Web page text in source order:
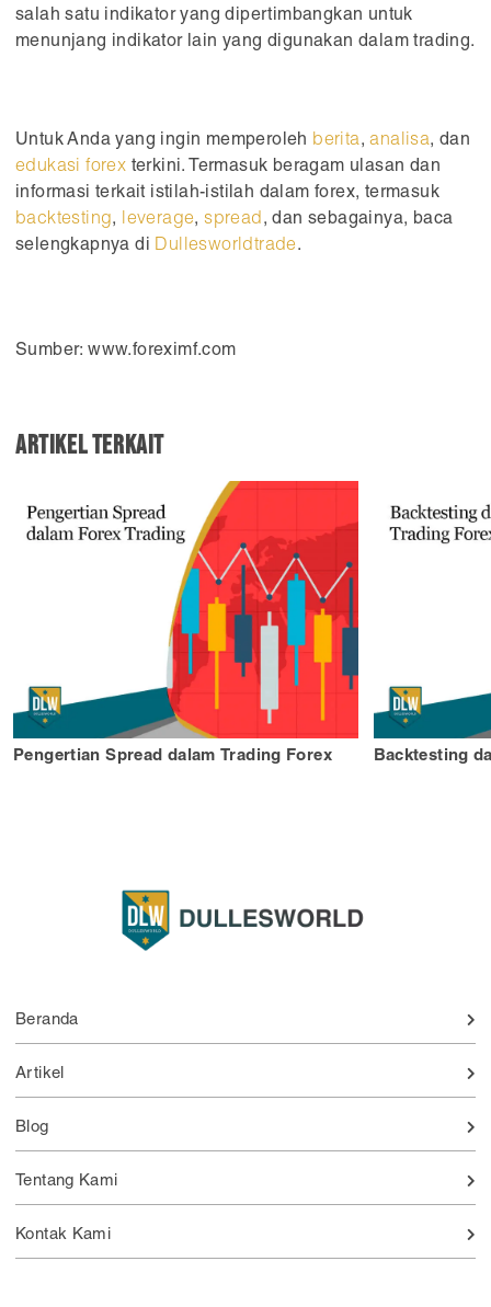
salah satu indikator yang dipertimbangkan untuk
menunjang indikator lain yang digunakan dalam trading.
Untuk Anda yang ingin memperoleh berita,analisa, dan
edukasi forex terkini. Termasuk beragam ulasan dan
informasi terkait istilah-istilah dalam forex, termasuk
backtesting, leverage,spread, dan sebagainya, baca
selengkapnya di Dullesworldtrade.
Sumber: www.foreximf.com
Artikel Terkait
Pengertian Spread dalam Trading Forex Backtesting
Beranda
Artikel
Blog
Tentang Kami
Kontak Kami